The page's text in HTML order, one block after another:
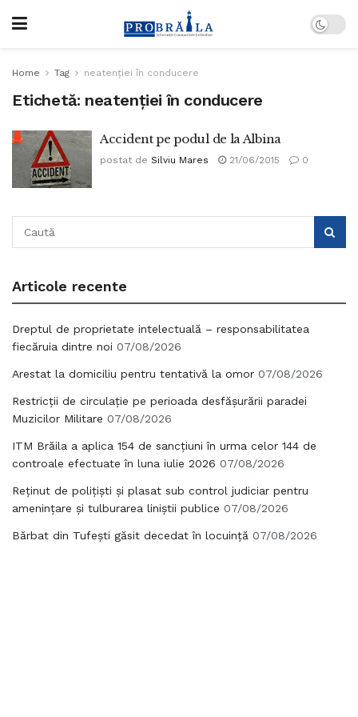
Home Tag neatenţiei în conducere
Etichetă: neatenţiei în conducere
Accident pe podul de la Albina
postat de Silviu Mares 21/06/2015 0
Articole recente
Dreptul de proprietate intelectuală – responsabilitatea
fiecăruia dintre noi 07/08/2026
Arestat la domiciliu pentru tentativă la omor 07/08/2026
Restricții de circulație pe perioada desfășurării paradei
Muzicilor Militare 07/08/2026
ITM Brăila a aplica 154 de sancțiuni în urma celor 144 de
controale efectuate în luna iulie 2026 07/08/2026
Reținut de polițiști și plasat sub control judiciar pentru
amenințare și tulburarea liniștii publice 07/08/2026
Bărbat din Tufești găsit decedat în locuință 07/08/2026